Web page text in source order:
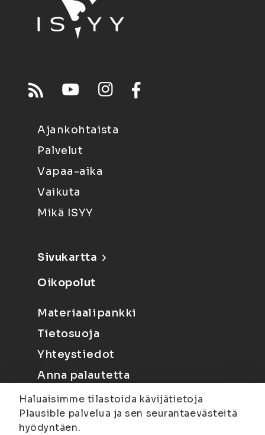
Ajankohtaista
Palvelut
Vapaa-aika
Vaikuta
Mikä ISYY
Sivukartta
Oikopolut
Materiaalipankki
Tietosuoja
Yhteystiedot
Anna palautetta
Haluaisimme tilastoida kävijätietoja
Plausible palvelua ja sen seurantaevästeitä
hyödyntäen.